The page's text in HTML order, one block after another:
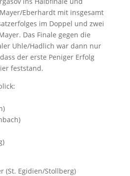
Eberhardt mit insgesamt
im Doppel und zwei
Das Finale gegen die
Uhle/Hadlich war dann nur
der erste Peniger Erfolg
feststand.
(St. Egidien/Stollberg)